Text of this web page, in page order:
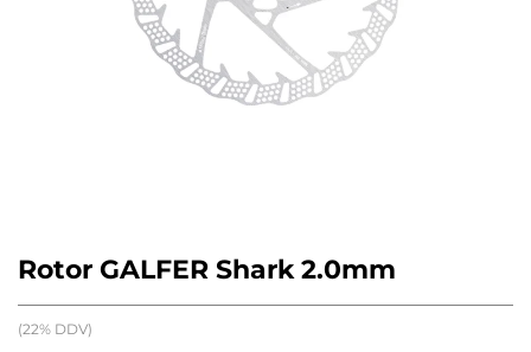
Rotor GALFER Shark 2.0mm
(22% DDV)